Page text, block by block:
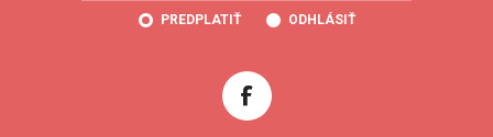
PREDPLATIŤ ODHLÁSIŤ